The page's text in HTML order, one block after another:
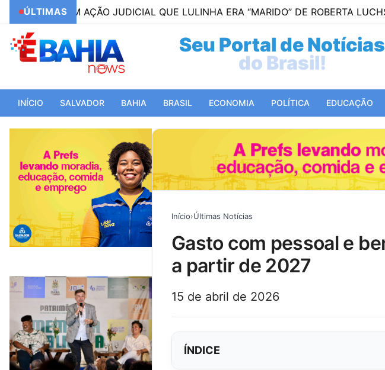
ÚLTIMAS
EM AÇÃO JUDICIAL QUE LULINHA ERA “MARIDO” DE ROBERTA LUCHSINGER
Seu Portal de Notícias
do Mundo!
INÍCIO SALVADOR BAHIA BRASIL ECONOMIA POLÍTICA EDUCAÇÃO
Início›Últimas Notícias
gasto com pessoal e benefícios fiscais terão limite
a partir de 2027
15 de abril de 2026
ÍNDICE